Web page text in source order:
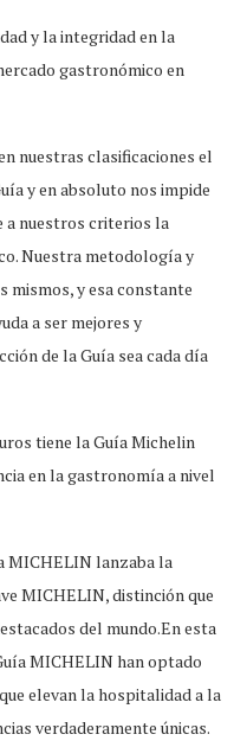
y la integridad en la
gastronómico en
nuestras clasificaciones el
y en absoluto nos impide
a nuestros criterios la
Nuestra metodología y
mismos, y esa constante
a ser mejores y
de la Guía sea cada día
tiene la Guía Michelin
en la gastronomía a nivel
MICHELIN lanzaba la
MICHELIN, distinción que
del mundo.En esta
MICHELIN han optado
elevan la hospitalidad a la
verdaderamente únicas.